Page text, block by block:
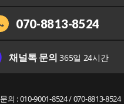
문의 : 010-9001-8524 / 070-8813-8524
070-8813-8524
채널톡 문의365일 24시간